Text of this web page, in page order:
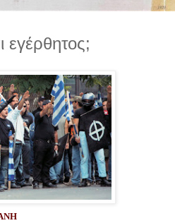
εγέρθητος;